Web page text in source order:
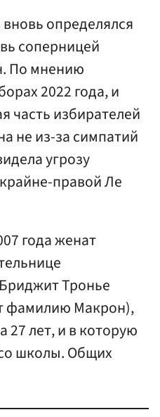
определялся
соперницей
По мнению
2022 года, и
часть избирателей
не из-за симпатий
угрозу
правой Ле
года женат
Тронье
фамилию Макрон),
27 лет, и в которую
школы. Общих